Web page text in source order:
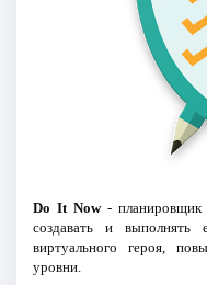
Do It Now- планировщик
создавать и выполнять
виртуального героя,
уровни.